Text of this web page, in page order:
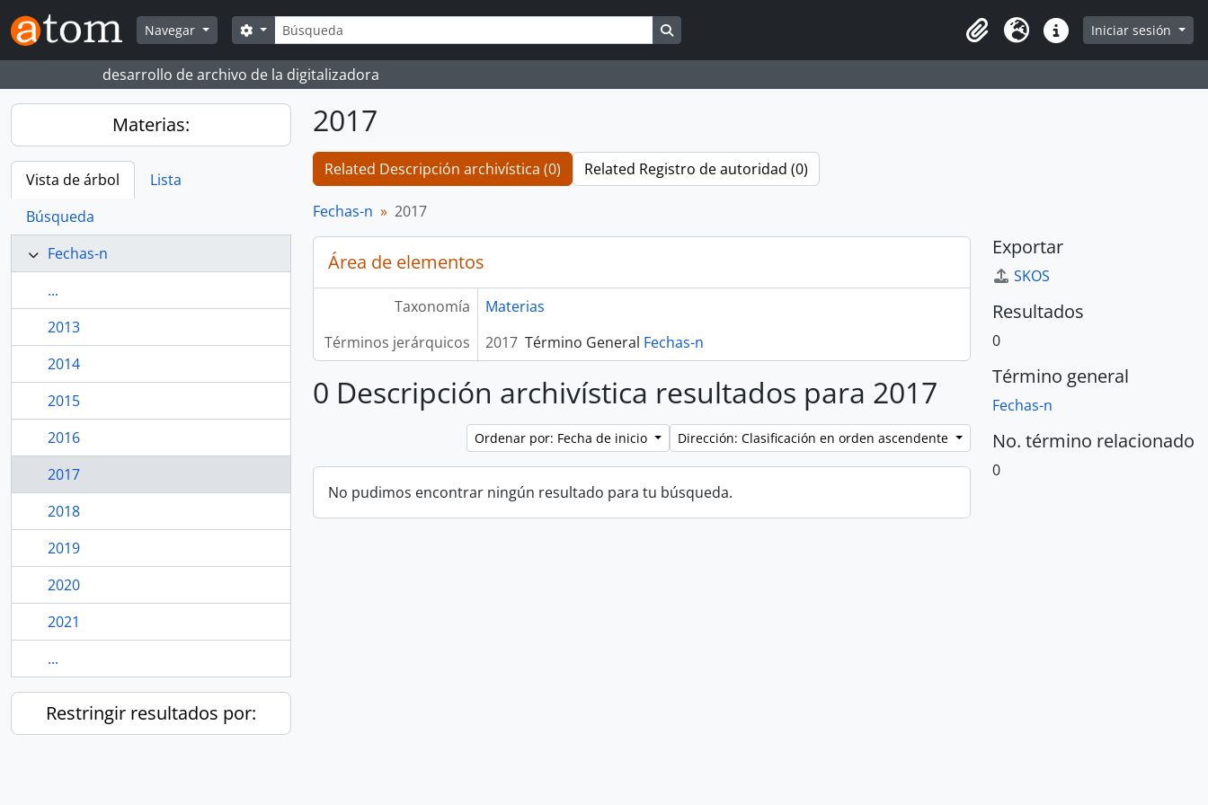
Skip to main content
Navegar
Búsqueda
Search options
Portapapeles
Idioma Enlaces rápidos
Iniciar sesión
desarrollo de archivo de la digitalizadora
Materias:
Vista de árbol
Lista
Búsqueda
Fechas-n
...
2013
2014
2015
2016
2017
2018
2019
2020
2021
...
Restringir resultados por:
2017
Related Descripción archivística (0) Related Registro de autoridad (0)
Fechas-n 2017
Área de elementos
Taxonomía
Materias
Términos jerárquicos
2017 Término General Fechas-n
0 Descripción archivística resultados para 2017
Ordenar por: Fecha de inicio Dirección: Clasificación en orden ascendente
No pudimos encontrar ningún resultado para tu búsqueda.
Exportar
SKOS
Resultados
0
Término general
Fechas-n
No. término relacionado
0